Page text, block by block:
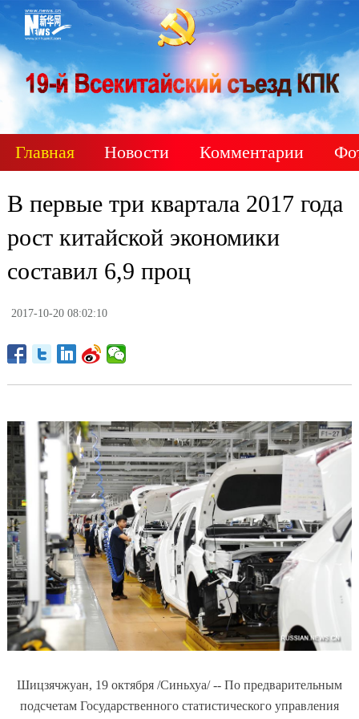
Главная Новости Комментарии
В первые три квартала 2017 года
рост китайской экономики
составил 6,9 проц
2017-10-20 08:02:10
Шицзячжуан, 19 октября /Синьхуа/ -- По предварительным
подсчетам Государственного статистического управления